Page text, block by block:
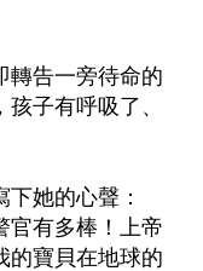
轉告一旁待命的
子有呼吸了、
她的心聲：
官有多棒！上帝
的寶貝在地球的